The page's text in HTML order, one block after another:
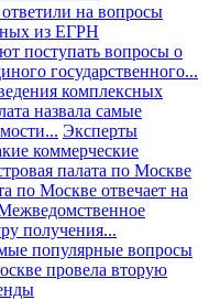
на вопросы
из ЕГРН
поступать вопросы о
государственного...
комплексных
назвала самые
Эксперты
коммерческие
палата по Москве
по Москве отвечает на
получения...
популярные вопросы
провела вторую